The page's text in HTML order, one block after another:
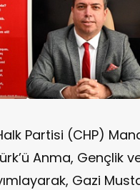
Partisi (CHP)
Anma, Gençlik
Gazi